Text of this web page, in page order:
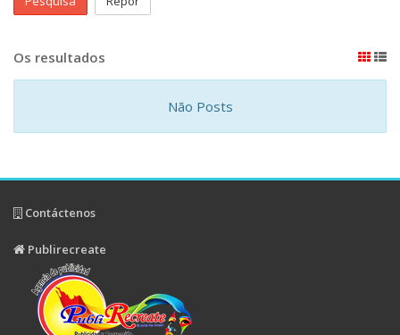
Os resultados
Não Posts
Contáctenos
Publirecreate